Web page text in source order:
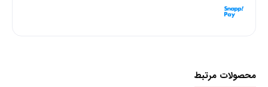
اسکلتی
محصولات مرتبط